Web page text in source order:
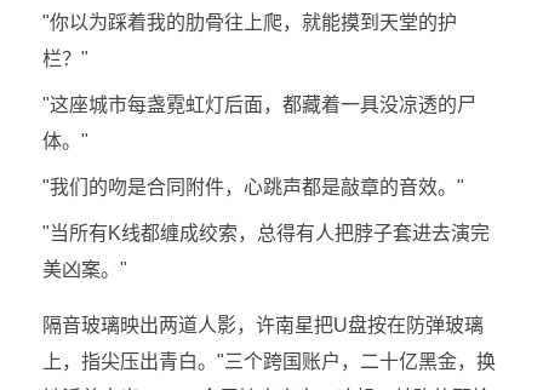
"你以为踩着我的肋骨往上爬，就能摸到天堂的护
栏？"
"这座城市每盏霓虹灯后面，都藏着一具没凉透的尸
体。"
"我们的吻是合同附件，心跳声都是敲章的音效。"
"当所有K线都缠成绞索，总得有人把脖子套进去演完
美凶案。"
隔音玻璃映出两道人影，许南星把U盘按在防弹玻璃
上，指尖压出青白。"三个跨国账户，二十亿黑金，换